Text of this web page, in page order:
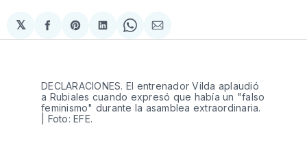
𝕏
Compartir
en
Share
on
Compartir
en
Share
on
Compartir
via
DECLARACIONES. El entrenador Vilda aplaudió
a Rubiales cuando expresó que había un "falso
feminismo" durante la asamblea extraordinaria.
| Foto: EFE.